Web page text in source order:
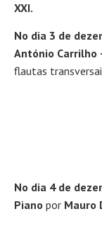
XXI.
No dia 3 de
António Carrilho
flautas
No dia 4 de
Piano por Mauro